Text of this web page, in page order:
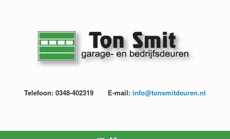
Telefoon: 0348-402319 E-mail: info@tonsmitdeuren.nl